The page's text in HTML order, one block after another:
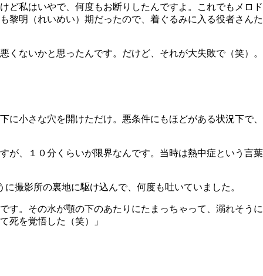
ど私はいやで、何度もお断りしたんですよ。これでもメロド
黎明（れいめい）期だったので、着ぐるみに入る役者さんた
ないかと思ったんです。だけど、それが大失敗で（笑）。
小さな穴を開けただけ。悪条件にもほどがある状況下で、
が、１０分くらいが限界なんです。当時は熱中症という言葉
撮影所の裏地に駆け込んで、何度も吐いていました。
す。その水が顎の下のあたりにたまっちゃって、溺れそうに
死を覚悟した（笑）」